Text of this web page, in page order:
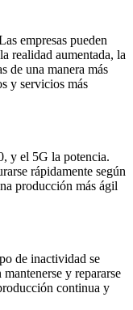
empresas pueden
realidad aumentada, la
de una manera más
y servicios más
y el 5G la potencia.
rápidamente según
producción más ágil
de inactividad se
y repararse
continua y